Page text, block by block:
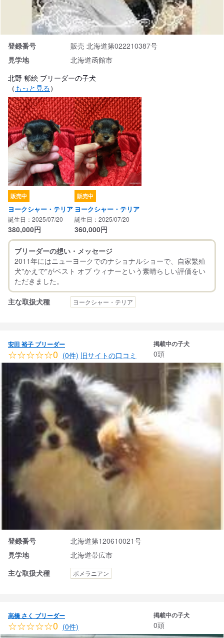
登録番号
販売 北海道第022210387号
見学地
北海道函館市
北野 郁絵 ブリーダーの子犬
（ もっと見る）
販売中
ヨークシャー・テリア
誕生日：2025/07/20
380,000円
販売中
ヨークシャー・テリア
誕生日：2025/07/20
360,000円
ブリーダーの想い・メッセージ
2011年にはニューヨークでのナショナルショーで、自家繁殖
犬"かえで"がベスト オブ ウィナーという素晴らしい評価をい
主な取扱犬種 ヨークシャー・テリア
安田 裕子 ブリーダー
☆☆☆☆☆0 (0件) 旧サイトの口コミ
掲載中の子犬
0頭
登録番号
北海道第120610021号
見学地
北海道帯広市
主な取扱犬種
ポメラニアン
高橋 さく ブリーダー
☆☆☆☆☆0 (0件)
掲載中の子犬
0頭